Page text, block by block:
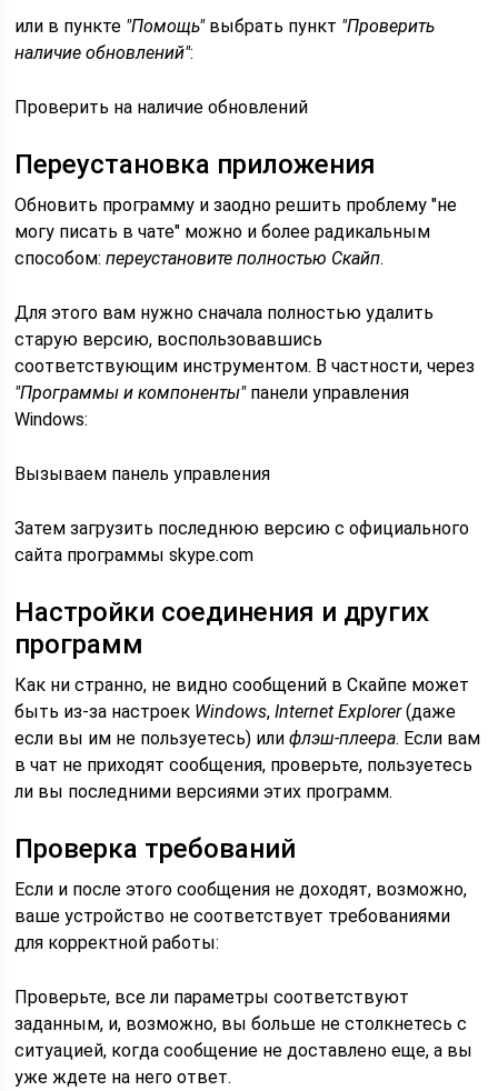
или в пункте "Помощь"выбрать пункт "Проверить
наличие обновлений":
Проверить на наличие обновлений
Переустановка приложения
Обновить программу и заодно решить проблему "не
могу писать в чате" можно и более радикальным
способом:переустановите полностью Скайп.
Для этого вам нужно сначала полностью удалить
старую версию, воспользовавшись
соответствующим инструментом. В частности, через
"Программы и компоненты"панели управления
Windows:
Вызываем панель управления
Затем загрузить последнюю версию с официального
сайта программы skype.com
Настройки соединения и других
программ
Как ни странно, не видно сообщений в Скайпе может
быть из-за настроек Windows,Internet Explorer(даже
если вы им не пользуетесь) илифлэш-плеера. Если вам
в чат не приходят сообщения, проверьте, пользуетесь
ли вы последними версиями этих программ.
Проверка требований
Если и после этого сообщения не доходят, возможно,
ваше устройство не соответствует требованиями
для корректной работы:
Проверьте, все ли параметры соответствуют
заданным, и, возможно, вы больше не столкнетесь с
ситуацией, когда сообщение не доставлено еще, а вы
уже ждете на него ответ.